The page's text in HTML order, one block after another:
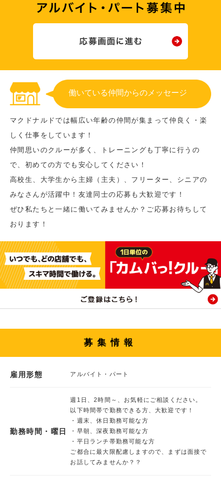
働いている仲間からのメッセージ
マクドナルドでは幅広い年齢の仲間が集まって仲良く・楽
しく仕事をしています！
仲間思いのクルーが多く、トレーニングも丁寧に行うの
で、初めての方でも安心してください！
高校生、大学生から主婦（主夫）、フリーター、シニアの
みなさんが活躍中！友達同士の応募も大歓迎です！
ぜひ私たちと一緒に働いてみませんか？ご応募お待ちして
おります！
募集情報
雇用形態 アルバイト・パート
勤務時間・曜日
週1日、2時間～、お気軽にご相談ください。
以下時間帯で勤務できる方、大歓迎です！
・週末、休日勤務可能な方
・早朝、深夜勤務可能な方
・平日ランチ帯勤務可能な方
ご都合に最大限配慮しますので、まずは面接で
お話してみませんか？？